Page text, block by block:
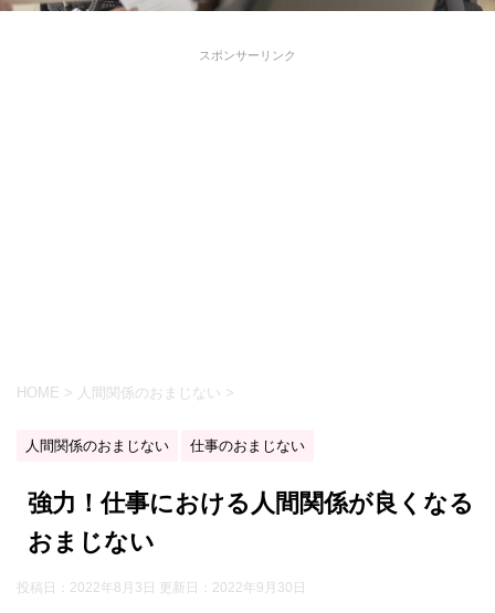
スポンサーリンク
HOME > 人間関係のおまじない >
人間関係のおまじない 仕事のおまじない
強力！仕事における人間関係が良くなる
おまじない
投稿日：2022年8月3日 更新日： 2022年9月30日